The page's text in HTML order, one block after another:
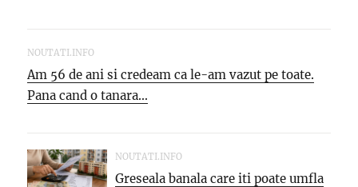
NOUTATI.INFO
Am 56 de ani si credeam ca le-am vazut pe toate.
Pana cand o tanara...
NOUTATI.INFO
Greseala banala care iti poate umfla